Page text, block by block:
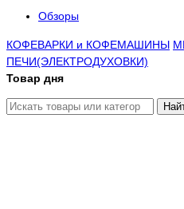
Обзоры
КОФЕВАРКИ и КОФЕМАШИНЫ
ПЕЧИ(ЭЛЕКТРОДУХОВКИ)
Товар дня